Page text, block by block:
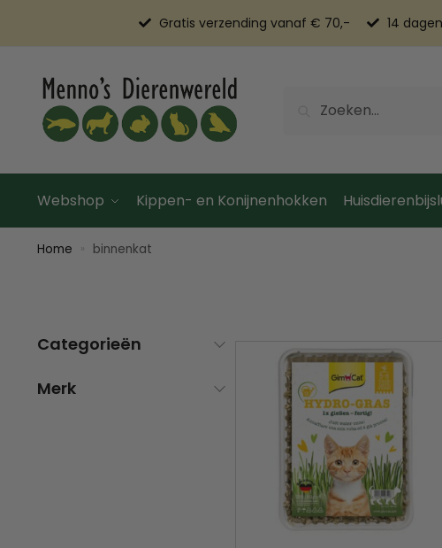
Gratis verzending vanaf € 70,- 14
Webshop Kippen- en Konijnenhokken
Home binnenkat
Categorieën
Merk